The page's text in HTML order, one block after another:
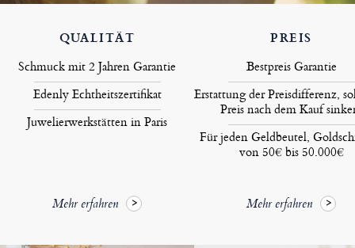
QUALITÄT
Schmuck mit 2 Jahren Garantie
Edenly Echtheitszertifikat
Juwelierwerkstätten in Paris
Mehr erfahren
PREIS
Bestpreis Garantie
Erstattung der Preisdifferenz,
Preis nach dem Kauf
Für jeden Geldbeutel,
von 50€ bis 50.000€
Mehr erfahren